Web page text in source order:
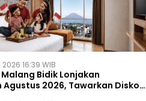
16:39 WIB
Bidik Lonjakan
2026, Tawarkan Diskon